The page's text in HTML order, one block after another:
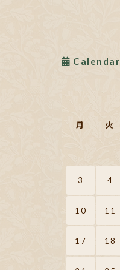
Calendar
月 火
3 4
10 11
17 18